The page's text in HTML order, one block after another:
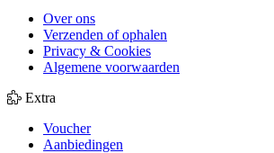
Over ons
Verzenden of ophalen
Privacy & Cookies
Algemene voorwaarden
Extra
Voucher
Aanbiedingen